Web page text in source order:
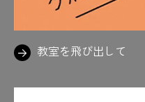
教室を飛び出して